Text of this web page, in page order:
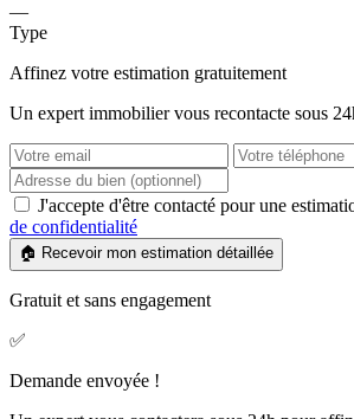
—
Type
Affinez votre estimation gratuitement
Un expert immobilier vous recontacte sous
J'accepte d'être contacté pour une
de confidentialité
🏠 Recevoir mon estimation détaillée
Gratuit et sans engagement
✅
Demande envoyée !